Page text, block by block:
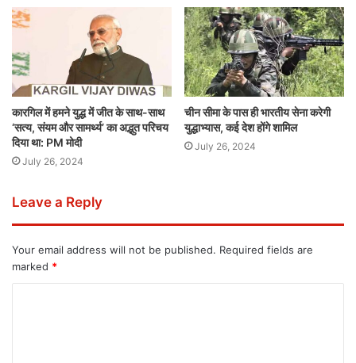
कारगिल में हमने युद्ध में जीत के साथ-साथ
‘सत्य, संयम और सामर्थ्य’ का अद्भुत परिचय
दिया था: PM मोदी
July 26, 2024
चीन सीमा के पास ही भारतीय सेना करेगी
युद्धाभ्यास, कई देश होंगे शामिल
July 26, 2024
Leave a Reply
Your email address will not be published. Required fields are
marked *